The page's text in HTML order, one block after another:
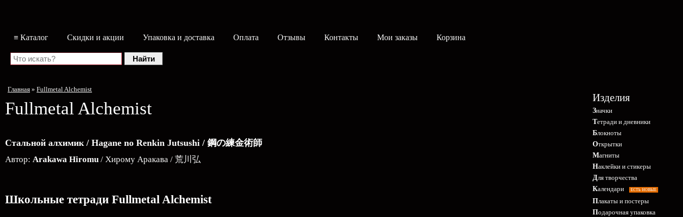
≡ Каталог Скидки и акции Упаковка и доставка Оплата Отзывы Контакты Мои заказы Корзина
Главная » Fullmetal Alchemist
Fullmetal Alchemist
Стальной алхимик / Hagane no Renkin Jutsushi / 鋼の練金術師
Автор: Arakawa Hiromu / Хирому Аракава / 荒川弘
Школьные тетради Fullmetal Alchemist
Изделия
Значки
Тетради и дневники
Блокноты
Открытки
Магниты
Наклейки и стикеры
Для творчества
Календари
ЕСТЬ НОВЫЕ
Плакаты и постеры
Подарочная упаковка